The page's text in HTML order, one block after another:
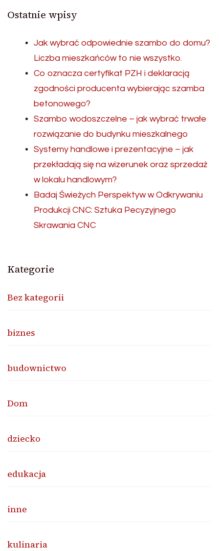
Ostatnie wpisy
Jak wybrać odpowiednie szambo do domu?
Liczba mieszkańców to nie wszystko.
Co oznacza certyfikat PZH i deklaracją
zgodności producenta wybierając szamba
betonowego?
Szambo wodoszczelne – jak wybrać trwałe
rozwiązanie do budynku mieszkalnego
Systemy handlowe i prezentacyjne – jak
przekładają się na wizerunek oraz sprzedaż
w lokalu handlowym?
Badaj Świeżych Perspektyw w Odkrywaniu
Produkcji CNC: Sztuka Pecyzyjnego
Skrawania CNC
Kategorie
Bez kategorii
biznes
budownictwo
Dom
dziecko
edukacja
inne
kulinaria